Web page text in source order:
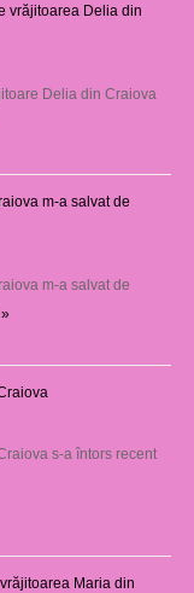
vrăjitoarea Delia din
Delia din Craiova
m-a salvat de
m-a salvat de
s-a întors recent
Maria din